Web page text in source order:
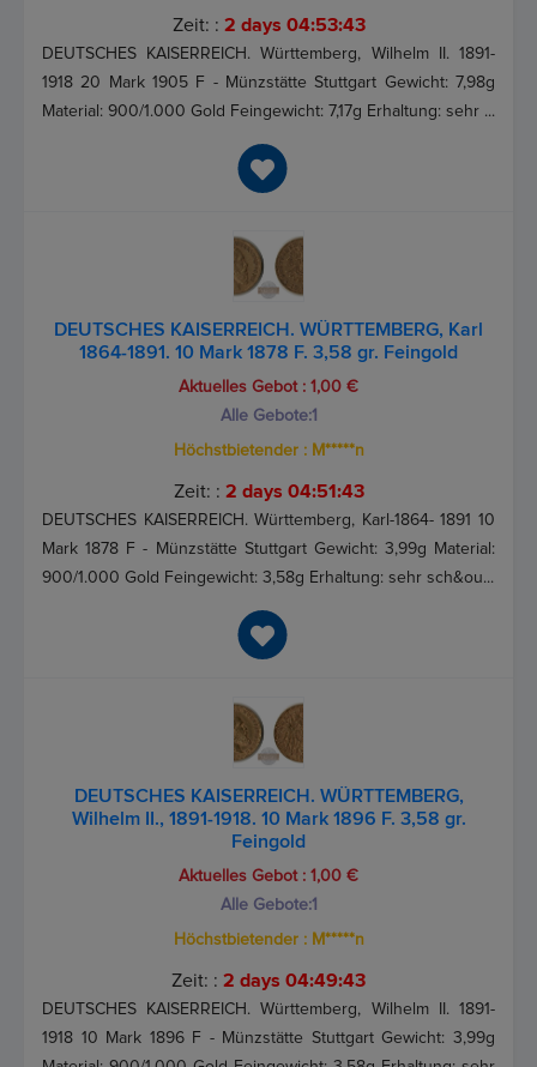
Zeit: : 2 days 04:53:43
DEUTSCHES KAISERREICH. Württemberg, Wilhelm II. 1891-
1918 20 Mark 1905 F - Münzstätte Stuttgart Gewicht: 7,98g
Material: 900/1.000 Gold Feingewicht: 7,17g Erhaltung: sehr ...
DEUTSCHES KAISERREICH. WÜRTTEMBERG, Karl
1864-1891. 10 Mark 1878 F. 3,58 gr. Feingold
Aktuelles Gebot : 1,00 €
Alle Gebote:1
Höchstbietender : M*****n
Zeit: : 2 days 04:51:43
DEUTSCHES KAISERREICH. Württemberg, Karl-1864- 1891 10
Mark 1878 F - Münzstätte Stuttgart Gewicht: 3,99g Material:
900/1.000 Gold Feingewicht: 3,58g Erhaltung: sehr sch&ou...
DEUTSCHES KAISERREICH. WÜRTTEMBERG,
Wilhelm II., 1891-1918. 10 Mark 1896 F. 3,58 gr.
Feingold
Aktuelles Gebot : 1,00 €
Alle Gebote:1
Höchstbietender : M*****n
Zeit: : 2 days 04:49:43
DEUTSCHES KAISERREICH. Württemberg, Wilhelm II. 1891-
1918 10 Mark 1896 F - Münzstätte Stuttgart Gewicht: 3,99g